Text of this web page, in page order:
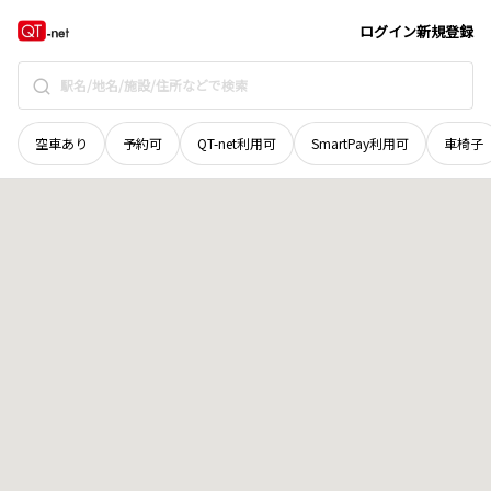
ログイン新規登録
空車あり 予約可 QT-net利用可 SmartPay利用可 車椅子
北海道